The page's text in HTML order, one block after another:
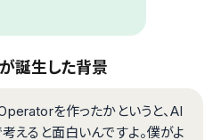
誕生した背景
を作ったかというと、AI
えると面白いんですよ。僕がよ